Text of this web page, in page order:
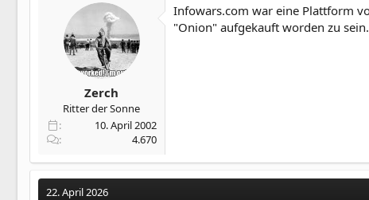
Zerch
Ritter der Sonne
10. April 2002
4.670
Infowars.com war eine Plattform
"Onion" aufgekauft worden zu sein.
22. April 2026